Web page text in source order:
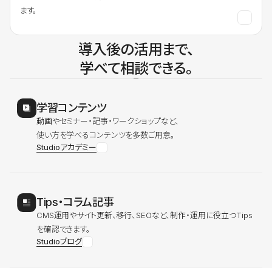
ます。
導入後の活用まで、
学べて相談できる。
学習コンテンツ
動画やセミナー・記事・ワークショップなど、
使い方を学べるコンテンツを多数ご用意。
Studioアカデミー
Tips・コラム記事
CMS運用やサイト更新、移行、SEOなど、制作・運用に役立つTips
を確認できます。
Studioブログ